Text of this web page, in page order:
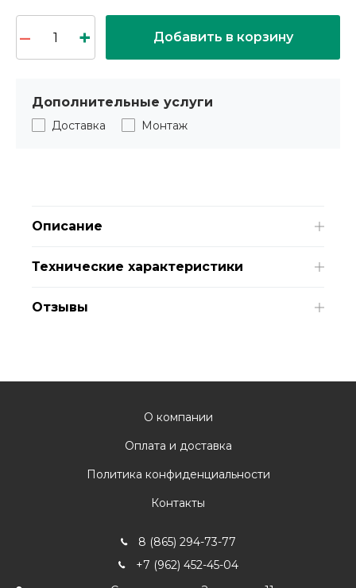
Добавить в корзину
Дополнительные услуги
Доставка Монтаж
Описание
Технические характеристики
Отзывы
О компании
Оплата и доставка
Политика конфиденциальности
Контакты
8 (865) 294-73-77
+7 (962) 452-45-04